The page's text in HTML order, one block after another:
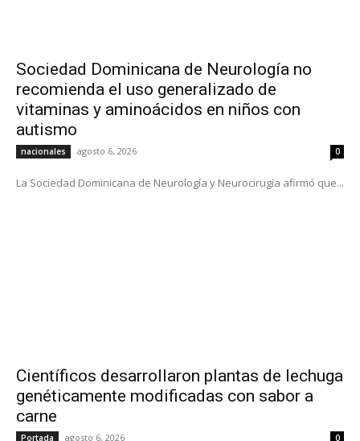
Sociedad Dominicana de Neurología no
recomienda el uso generalizado de
vitaminas y aminoácidos en niños con
autismo
nacionales agosto 6, 2026 0
La Sociedad Dominicana de Neurología y Neurocirugía afirmó que...
Científicos desarrollaron plantas de lechuga
genéticamente modificadas con sabor a
carne
Portada agosto 6, 2026 0